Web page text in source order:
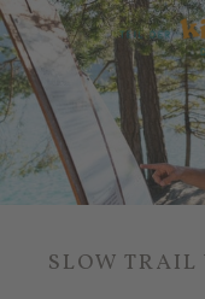
SLOW TRAIL